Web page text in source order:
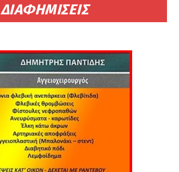
ΔΙΑΦΗΜΙΣΕΙΣ